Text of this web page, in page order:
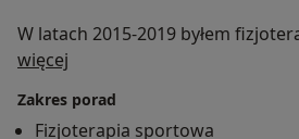
W latach 2015-2019 byłem
w Karate.
Uważam, że w procesie leczenia
więcej
Zakres porad
Fizjoterapia sportowa